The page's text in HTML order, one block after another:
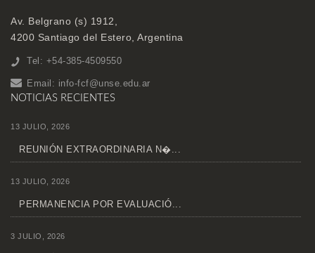
Av. Belgrano (s) 1912,
4200 Santiago del Estero, Argentina
Tel: +54-385-4509550
Email: info-fcf@unse.edu.ar
NOTICIAS RECIENTES
13 JULIO, 2026
REUNIÓN EXTRAORDINARIA N�...
13 JULIO, 2026
PERMANENCIA POR EVALUACIÓ...
3 JULIO, 2026